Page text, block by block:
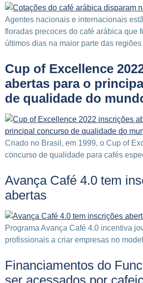
Agentes nacionais e internacionais
floradas precoces do café arábica que
últimos dias na maior parte das regiões
Cup of Excellence
abertas para o
de qualidade do
Criado no Brasil, em 1999, o Cup of
concurso de qualidade para cafés
Avança Café 4.0 tem
abertas
Programa Avança Café 4.0 incentiva
profissionais a criar empresas no
Financiamentos do
ser acessados por